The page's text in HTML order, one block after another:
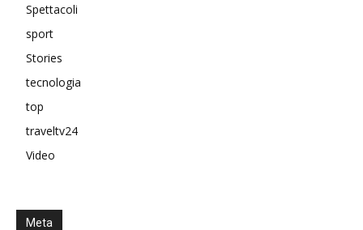
Spettacoli
sport
Stories
tecnologia
top
traveltv24
Video
Meta